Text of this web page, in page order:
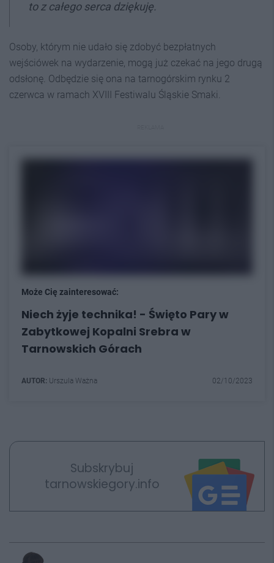
to z całego serca dziękuję.
Osoby, którym nie udało się zdobyć bezpłatnych
wejściówek na wydarzenie, mogą już czekać na jego drugą
odsłonę. Odbędzie się ona na tarnogórskim rynku 2
czerwca w ramach XVIII Festiwalu Śląskie Smaki.
Może Cię zainteresować:
Niech żyje technika! - Święto Pary w
Zabytkowej Kopalni Srebra w
Tarnowskich Górach
AUTOR: Urszula Ważna 02/10/2023
Subskrybuj
tarnowskiegory.info